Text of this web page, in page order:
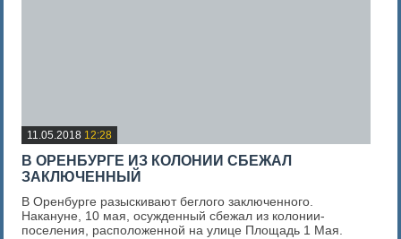
11.05.2018 12:28
В ОРЕНБУРГЕ ИЗ КОЛОНИИ СБЕЖАЛ
ЗАКЛЮЧЕННЫЙ
В Оренбурге разыскивают беглого заключенного.
Накануне, 10 мая, осужденный сбежал из колонии-
поселения, расположенной на улице Площадь 1 Мая.